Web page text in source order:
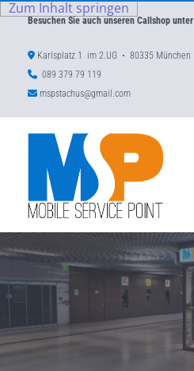
Zum Inhalt springen
Besuchen Sie auch unseren Callshop unter
 Karlsplatz 1 im 2.UG • 80335 München
 089 379 79 119
 mspstachus@gmail.com